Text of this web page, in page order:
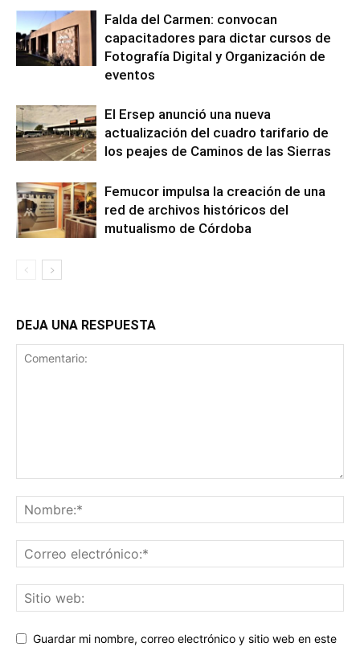
Falda del Carmen: convocan
capacitadores para dictar cursos de
Fotografía Digital y Organización de
eventos
El Ersep anunció una nueva
actualización del cuadro tarifario de
los peajes de Caminos de las Sierras
Femucor impulsa la creación de una
red de archivos históricos del
mutualismo de Córdoba
DEJA UNA RESPUESTA
Guardar mi nombre, correo electrónico y sitio web en este